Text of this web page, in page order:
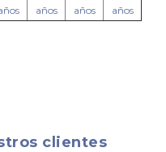
años
años
años
clientes